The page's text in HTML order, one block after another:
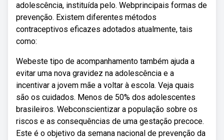
adolescência, instituída pelo. Webprincipais formas de
prevenção. Existem diferentes métodos
contraceptivos eficazes adotados atualmente, tais
como:
Webeste tipo de acompanhamento também ajuda a
evitar uma nova gravidez na adolescência e a
incentivar a jovem mãe a voltar à escola. Veja quais
são os cuidados. Menos de 50% dos adolescentes
brasileiros. Webconscientizar a população sobre os
riscos e as consequências de uma gestação precoce.
Este é o objetivo da semana nacional de prevenção da